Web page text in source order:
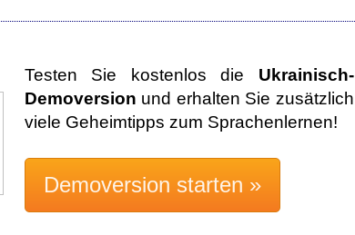
Testen Sie kostenlos die Ukrainisch-
Demoversion und erhalten Sie zusätzlich
viele Geheimtipps zum Sprachenlernen!